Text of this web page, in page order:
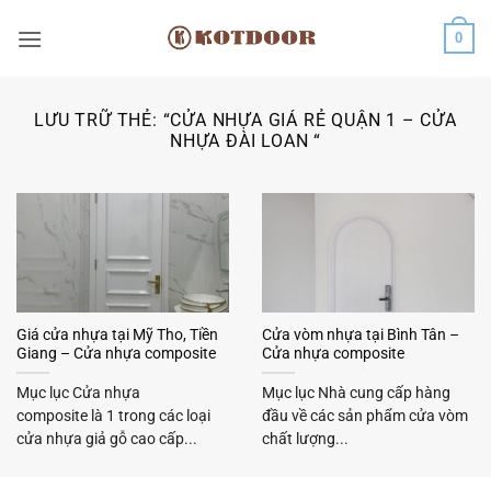
qua
0
LƯU TRỮ THẺ: “CỬA NHỰA GIÁ RẺ QUẬN 1 – CỬA
NHỰA ĐÀI LOAN “
Giá cửa nhựa tại Mỹ Tho, Tiền
Giang – Cửa nhựa composite
Mục lục Cửa nhựa
composite là 1 trong các loại
cửa nhựa giả gỗ cao cấp...
Cửa vòm nhựa tại Bình Tân –
Cửa nhựa composite
Mục lục Nhà cung cấp hàng
đầu về các sản phẩm cửa vòm
chất lượng...